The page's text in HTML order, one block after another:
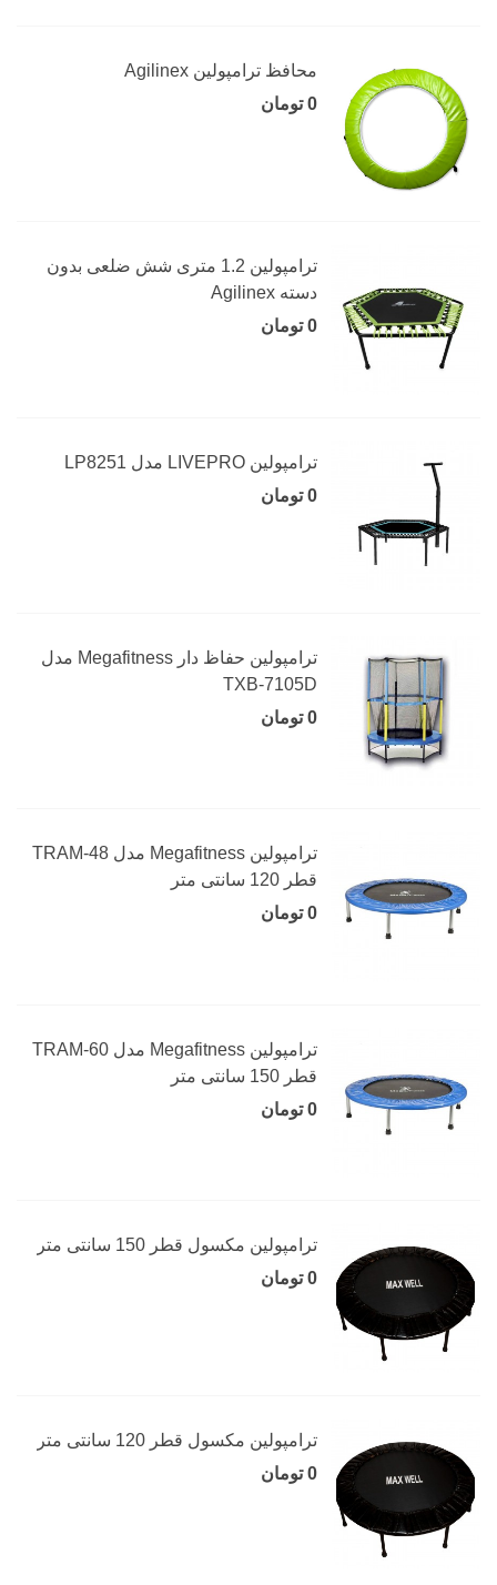
محافظ ترامپولین Agilinex
0 تومان
ترامپولین 1.2 متری شش ضلعی بدون
دسته Agilinex
0 تومان
ترامپولین LIVEPRO مدل LP8251
0 تومان
ترامپولین حفاظ دار Megafitness مدل
TXB-7105D
0 تومان
ترامپولین Megafitness مدل TRAM-48
قطر 120 سانتی متر
0 تومان
ترامپولین Megafitness مدل TRAM-60
قطر 150 سانتی متر
0 تومان
ترامپولین مکسول قطر 150 سانتی متر
0 تومان
ترامپولین مکسول قطر 120 سانتی متر
0 تومان